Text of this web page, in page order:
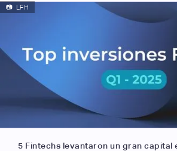
📷 LFH
5 Fintechs levantaron un gran capital